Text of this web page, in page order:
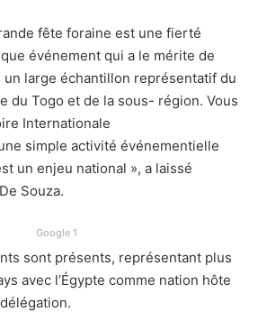
fête foraine est une fierté
événement qui a le mérite de
un large échantillon représentatif du
du Togo et de la sous- région. Vous
Internationale
simple activité événementielle
un enjeu national », a laissé
Souza.
Google 1
sont présents, représentant plus
avec l’Égypte comme nation hôte